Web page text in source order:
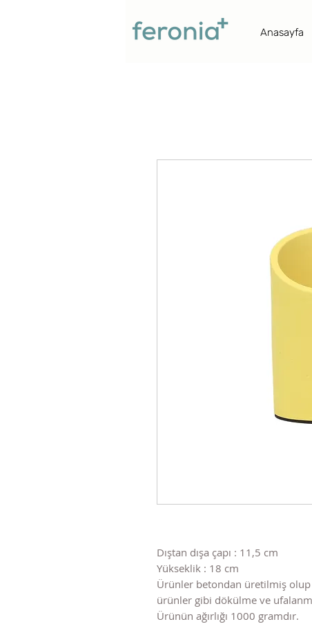
Anasayfa
Dıştan dışa çapı : 11,5 cm
Yükseklik : 18 cm
Ürünler betondan üretilmiş olup
ürünler gibi dökülme ve
Ürünün ağırlığı 1000 gramdır.